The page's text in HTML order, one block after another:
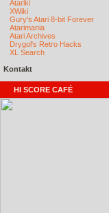
Atariki
XWiki
Gury's Atari 8-bit Forever
Atarimania
Atari Archives
Drygol's Retro Hacks
XL Search
Kontakt
HI SCORE CAFÉ